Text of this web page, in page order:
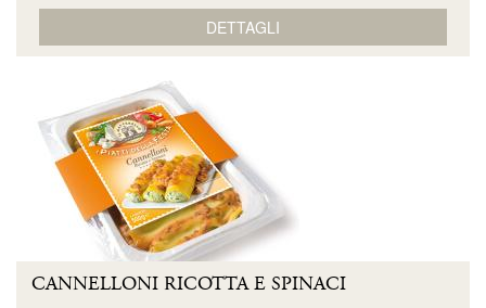
DETTAGLI
CANNELLONI RICOTTA E SPINACI